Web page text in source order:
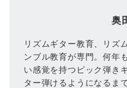
奥
リズムギター教育、リズ
ンブル教育が専門。何年
い感覚を持つピック弾き
ター弾けるようになるま